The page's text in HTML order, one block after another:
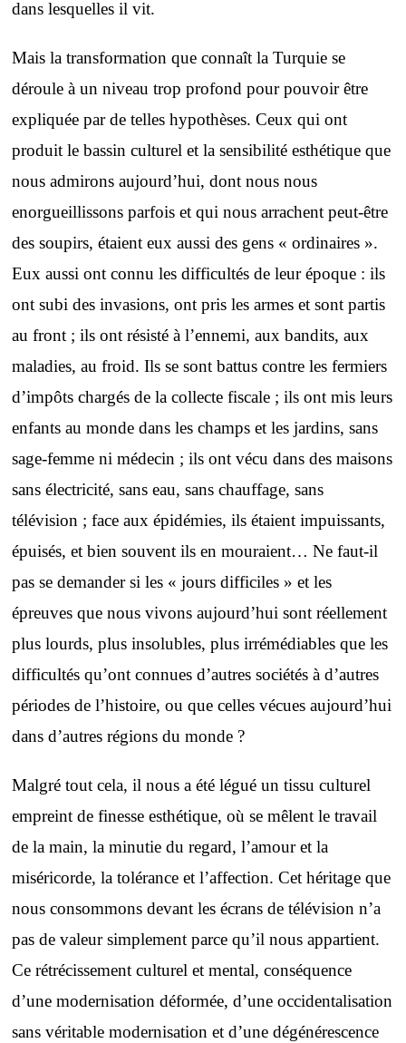
dans lesquelles il vit.
Mais la transformation que connaît la Turquie se
déroule à un niveau trop profond pour pouvoir être
expliquée par de telles hypothèses. Ceux qui ont
produit le bassin culturel et la sensibilité esthétique que
nous admirons aujourd’hui, dont nous nous
enorgueillissons parfois et qui nous arrachent peut-être
des soupirs, étaient eux aussi des gens « ordinaires ».
Eux aussi ont connu les difficultés de leur époque : ils
ont subi des invasions, ont pris les armes et sont partis
au front ; ils ont résisté à l’ennemi, aux bandits, aux
maladies, au froid. Ils se sont battus contre les fermiers
d’impôts chargés de la collecte fiscale ; ils ont mis leurs
enfants au monde dans les champs et les jardins, sans
sage-femme ni médecin ; ils ont vécu dans des maisons
sans électricité, sans eau, sans chauffage, sans
télévision ; face aux épidémies, ils étaient impuissants,
épuisés, et bien souvent ils en mouraient… Ne faut-il
pas se demander si les « jours difficiles » et les
épreuves que nous vivons aujourd’hui sont réellement
plus lourds, plus insolubles, plus irrémédiables que les
difficultés qu’ont connues d’autres sociétés à d’autres
périodes de l’histoire, ou que celles vécues aujourd’hui
dans d’autres régions du monde ?
Malgré tout cela, il nous a été légué un tissu culturel
empreint de finesse esthétique, où se mêlent le travail
de la main, la minutie du regard, l’amour et la
miséricorde, la tolérance et l’affection. Cet héritage que
nous consommons devant les écrans de télévision n’a
pas de valeur simplement parce qu’il nous appartient.
Ce rétrécissement culturel et mental, conséquence
d’une modernisation déformée, d’une occidentalisation
sans véritable modernisation et d’une dégénérescence